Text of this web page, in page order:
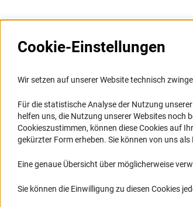
Informationssysteme
Portal Wissenschaftliche Integrität
GEPRIS
GEPRIS historisch
RIsources
FAQ
Karriere
Logo und
Vergabeverfahren
Cookie-Einstellungen
Wir setzen auf unserer Website technisch
Für die statistische Analyse der Nutzung
helfen uns, die Nutzung unserer Websites noch
Cookieszustimmen, können diese Cookies auf
gekürzter Form erheben. Sie können von uns
Eine genaue Übersicht über möglicherweise
Sie können die Einwilligung zu diesen Cookies